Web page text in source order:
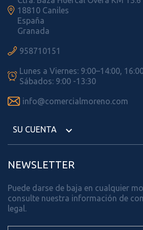
 18810 Caniles
España
Granada
 958710151

Lunes a Viernes: 9:00–14:00,
Sábados: 9:00 -13:30
 info@comercialmoreno.com
SU CUENTA 
NEWSLETTER
Puede darse de baja en cualquier
consulte nuestra información de
legal.